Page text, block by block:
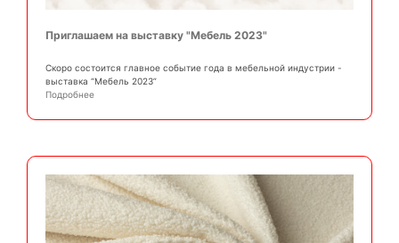
Приглашаем на выставку "Мебель 2023"
Скоро состоится главное событие года в мебельной индустрии -
выставка “Мебель 2023”
Подробнее